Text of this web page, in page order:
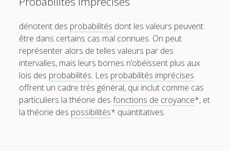
1. L’IA : ambitions et histoire
p
e
n
m
e
n
u
3. L’IA à l’oeuvre
o
e
n
e
n
4. Interfaces entre IA et d’autres disciplines
o
p
e
n
m
n
u
5. Questions autour de l’IA
o
p
e
n
m
e
Pour conclure
Glossaire
d
b
a
r
De quoi s'agit-il vraiment ?
Creative Commons Attribution-NonCommercial-
NoDerivatives 4.0 International
dénotent des probabilités dont les valeurs peuvent
être dans certains cas mal connues. On peut
représenter alors de telles valeurs par des
intervalles, mais leurs bornes n’obéissent plus aux
lois des probabilités. Les probabilités imprécises
offrent un cadre très général, qui inclut comme cas
particuliers la théorie desfonctions de croyance*, et
la théorie des possibilités* quantitatives.